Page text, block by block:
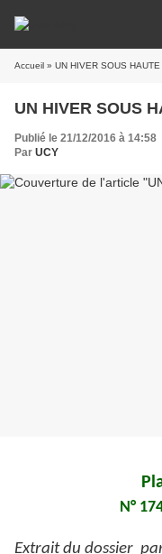
Accueil » UN HIVER SOUS
UN HIVER SOUS
Publié le 21/12/2016 à 14:58
Par UCY
N°
Extrait du dossier